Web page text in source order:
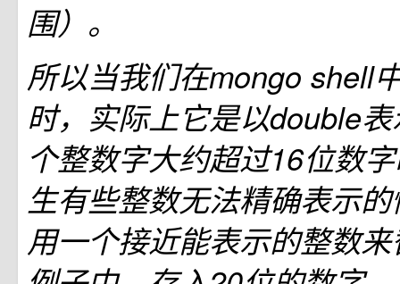
围）。
所以当我们在mongo shell
时，实际上它是以double
个整数字大约超过16位数
生有些整数无法精确表示
用一个接近能表示的整数